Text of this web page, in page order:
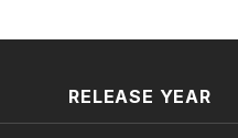
RELEASE YEAR